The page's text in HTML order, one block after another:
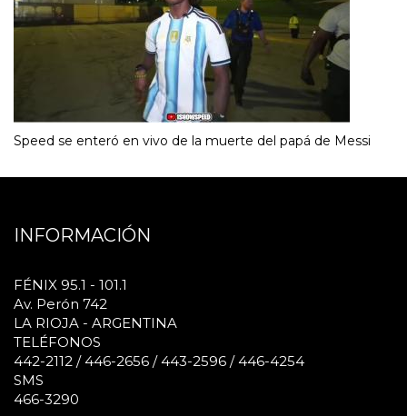
Speed se enteró en vivo de la muerte del papá de Messi
INFORMACIÓN
FÉNIX 95.1 - 101.1
Av. Perón 742
LA RIOJA - ARGENTINA
TELÉFONOS
442-2112 / 446-2656 / 443-2596 / 446-4254
SMS
466-3290